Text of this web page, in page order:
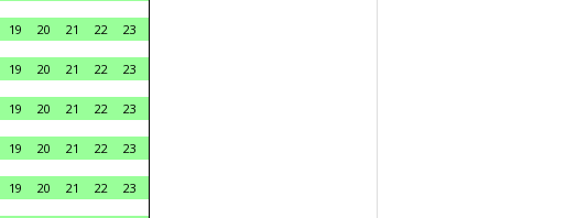
19 20 21 22 23
19 20 21 22 23
19 20 21 22 23
19 20 21 22 23
19 20 21 22 23